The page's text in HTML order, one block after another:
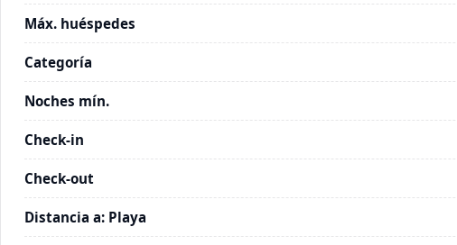
Máx. huéspedes
Categoría
Noches mín.
Check-in
Check-out
Distancia a: Playa